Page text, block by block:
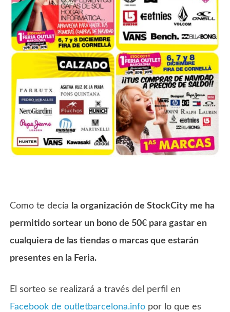
Como te decía la organización de StockCity me ha
permitido sortear un bono de 50€ para gastar en
cualquiera de las tiendas o marcas que estarán
presentes en la Feria.
El sorteo se realizará a través del perfil en
Facebook de outletbarcelona.info por lo que es